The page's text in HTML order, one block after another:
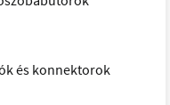
és konnektorok